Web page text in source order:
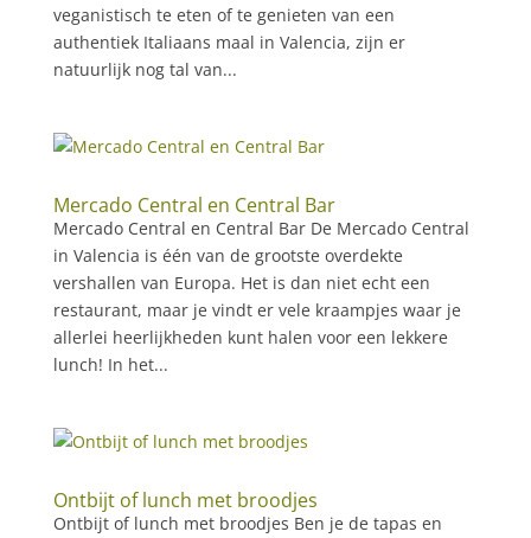
veganistisch te eten of te genieten van een
authentiek Italiaans maal in Valencia, zijn er
natuurlijk nog tal van...
Mercado Central en Central Bar
Mercado Central en Central Bar De Mercado Central
in Valencia is één van de grootste overdekte
vershallen van Europa. Het is dan niet echt een
restaurant, maar je vindt er vele kraampjes waar je
allerlei heerlijkheden kunt halen voor een lekkere
lunch! In het...
Ontbijt of lunch met broodjes
Ontbijt of lunch met broodjes Ben je de tapas en